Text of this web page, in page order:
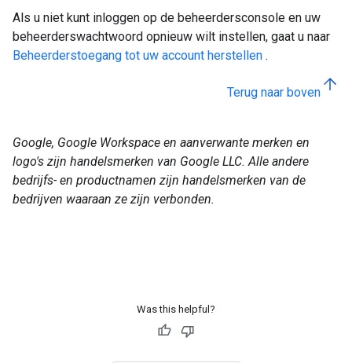
Als u niet kunt inloggen op de beheerdersconsole en uw
beheerderswachtwoord opnieuw wilt instellen, gaat u naar
Beheerderstoegang tot uw account herstellen .
Terug naar boven
Google, Google Workspace en aanverwante merken en
logo's zijn handelsmerken van Google LLC. Alle andere
bedrijfs- en productnamen zijn handelsmerken van de
bedrijven waaraan ze zijn verbonden.
Was this helpful?